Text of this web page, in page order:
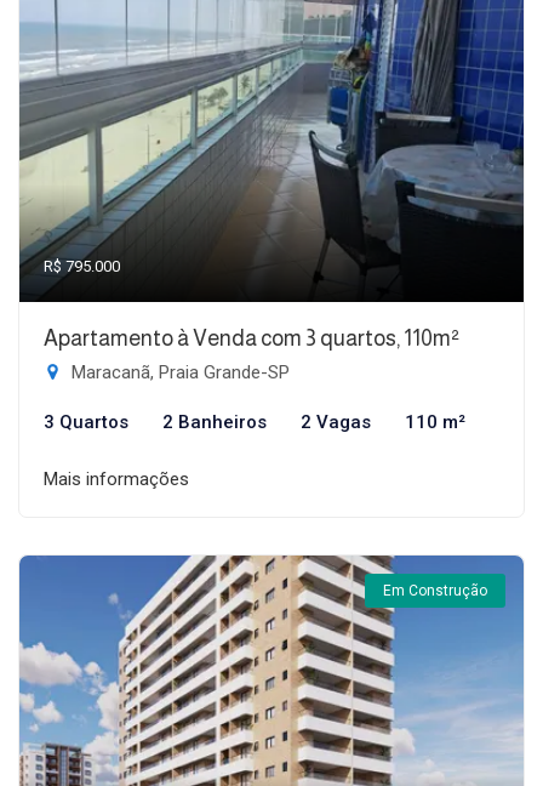
R$ 795.000
Apartamento à Venda com 3 quartos, 110m²
Maracanã, Praia Grande-SP
3 Quartos 2 Banheiros 2 Vagas 110 m²
Mais informações
Em Construção